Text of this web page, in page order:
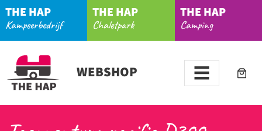
THE HAP
Kampeerbedrijf
THE HAP
Chaletpark
THE HAP
Camping
WEBSHOP